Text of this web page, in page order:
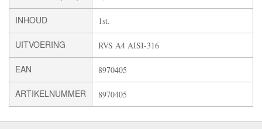
INHOUD 1st.
UITVOERING RVS A4 AISI-316
EAN 8970405
ARTIKELNUMMER 8970405